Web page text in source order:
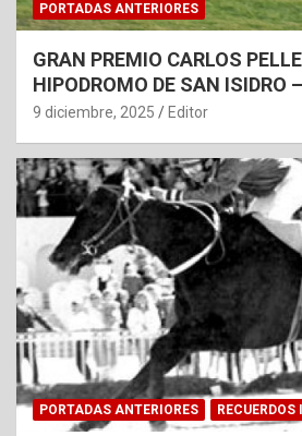
PORTADAS ANTERIORES
GRAN PREMIO CARLOS
HIPODROMO DE SAN ISIDRO
9 diciembre, 2025 Editor
PORTADAS ANTERIORES